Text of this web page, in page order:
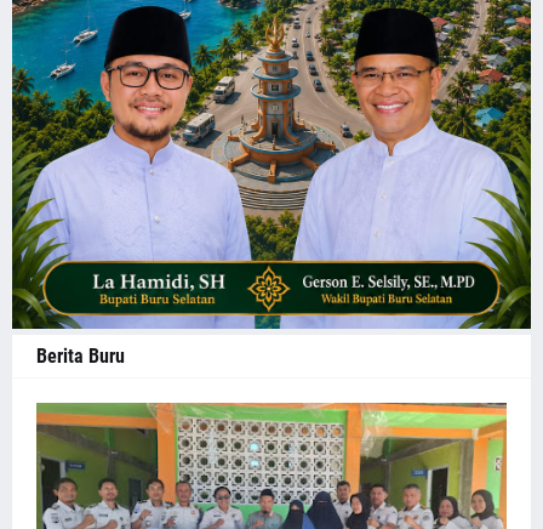
Berita Buru